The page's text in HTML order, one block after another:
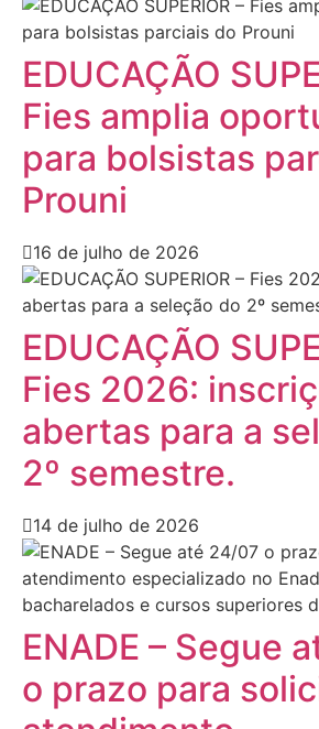
EDUCAÇÃO
Fies amplia
para bolsistas
Prouni
16 de julho de 2026
EDUCAÇÃO
Fies 2026:
abertas para a
2º semestre.
14 de julho de 2026
ENADE – Segue
o prazo para